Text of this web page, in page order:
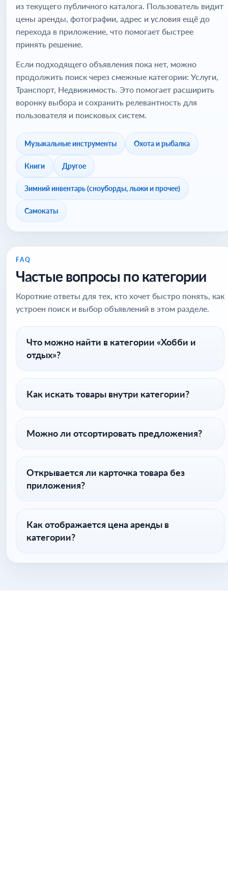
из текущего публичного каталога. Пользователь видит
цены аренды, фотографии, адрес и условия ещё до
перехода в приложение, что помогает быстрее
принять решение.
Если подходящего объявления пока нет, можно
продолжить поиск через смежные категории: Услуги,
Транспорт, Недвижимость. Это помогает расширить
воронку выбора и сохранить релевантность для
пользователя и поисковых систем.
Музыкальные инструменты Охота и рыбалка
Книги Другое
Зимний инвентарь (сноуборды, лыжи и прочее)
Самокаты
FAQ
Частые вопросы по категории
Короткие ответы для тех, кто хочет быстро понять, как
устроен поиск и выбор объявлений в этом разделе.
Что можно найти в категории «Хобби и
отдых»?
Как искать товары внутри категории?
Можно ли отсортировать предложения?
Открывается ли карточка товара без
приложения?
Как отображается цена аренды в
категории?